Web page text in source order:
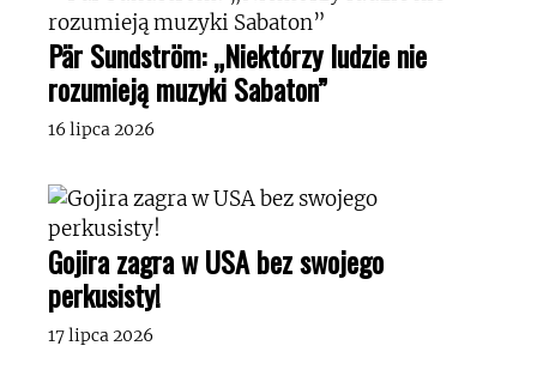
Pär Sundström: „Niektórzy ludzie nie
rozumieją muzyki Sabaton”
16 lipca 2026
Gojira zagra w USA bez swojego
perkusisty!
17 lipca 2026